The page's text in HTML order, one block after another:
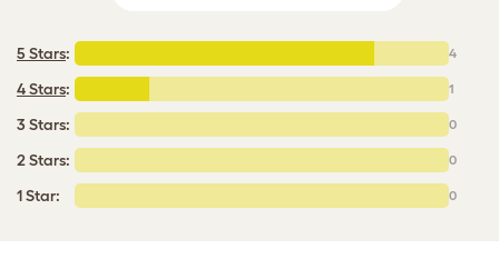
5 Stars: 4
4 Stars: 1
3 Stars: 0
2 Stars: 0
1 Star: 0